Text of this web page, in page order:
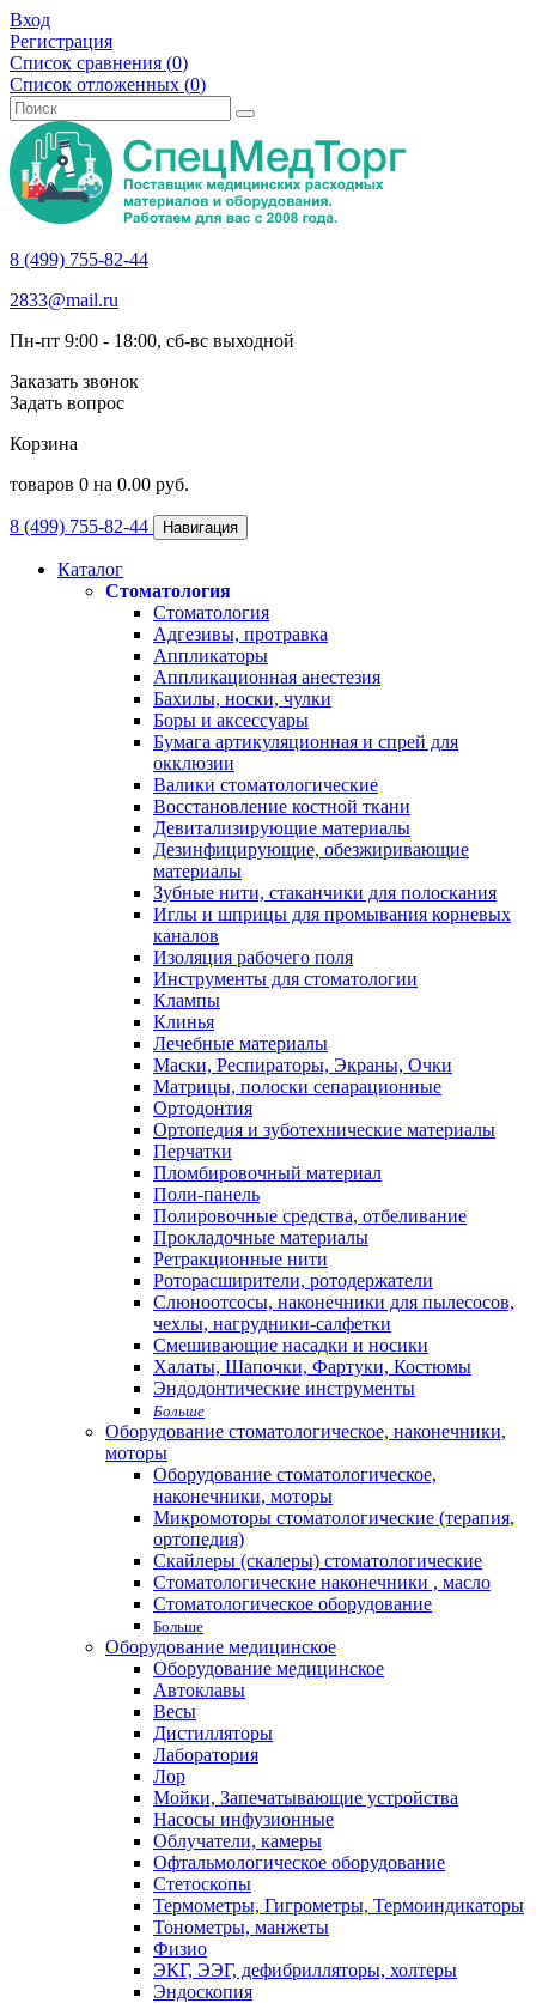
Вход
Регистрация
Список сравнения (0)
Список отложенных (0)
8 (499) 755-82-44
2833@mail.ru
Пн-пт 9:00 - 18:00, сб-вс выходной
Заказать звонок
Задать вопрос
Корзина
товаров 0 на 0.00 руб.
8 (499) 755-82-44 Навигация
Каталог
Стоматология
Стоматология
Адгезивы, протравка
Аппликаторы
Аппликационная анестезия
Бахилы, носки, чулки
Боры и аксессуары
Бумага артикуляционная и спрей для
окклюзии
Валики стоматологические
Восстановление костной ткани
Девитализирующие материалы
Дезинфицирующие, обезжиривающие
материалы
Зубные нити, стаканчики для полоскания
Иглы и шприцы для промывания корневых
каналов
Изоляция рабочего поля
Инструменты для стоматологии
Клампы
Клинья
Лечебные материалы
Маски, Респираторы, Экраны, Очки
Матрицы, полоски сепарационные
Ортодонтия
Ортопедия и зуботехнические материалы
Перчатки
Пломбировочный материал
Поли-панель
Полировочные средства, отбеливание
Прокладочные материалы
Ретракционные нити
Роторасширители, ротодержатели
Слюноотсосы, наконечники для пылесосов,
чехлы, нагрудники-салфетки
Смешивающие насадки и носики
Халаты, Шапочки, Фартуки, Костюмы
Эндодонтические инструменты
Больше
Оборудование стоматологическое, наконечники,
моторы
Оборудование стоматологическое,
наконечники, моторы
Микромоторы стоматологические (терапия,
ортопедия)
Скайлеры (скалеры) стоматологические
Стоматологические наконечники , масло
Стоматологическое оборудование
Больше
Оборудование медицинское
Оборудование медицинское
Автоклавы
Весы
Дистилляторы
Лаборатория
Лор
Мойки, Запечатывающие устройства
Насосы инфузионные
Облучатели, камеры
Офтальмологическое оборудование
Стетоскопы
Термометры, Гигрометры, Термоиндикаторы
Тонометры, манжеты
Физио
ЭКГ, ЭЭГ, дефибрилляторы, холтеры
Эндоскопия